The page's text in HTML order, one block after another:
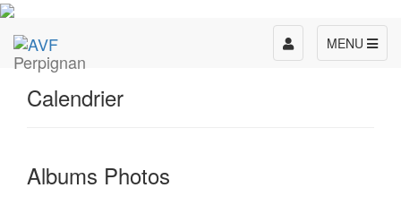
Perpignan
MENU
Toggle
navigation
Calendrier
Albums Photos